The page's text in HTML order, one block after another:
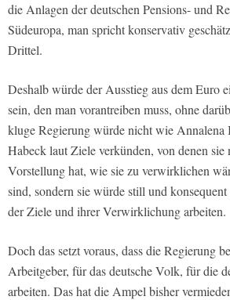
die Anlagen der deutschen Pensions- und
Südeuropa, man spricht konservativ
Drittel.
Deshalb würde der Ausstieg aus dem Euro
sein, den man vorantreiben muss, ohne
kluge Regierung würde nicht wie Annalena
Habeck laut Ziele verkünden, von denen sie
Vorstellung hat, wie sie zu verwirklichen
sind, sondern sie würde still und
der Ziele und ihrer Verwirklichung arbeiten.
Doch das setzt voraus, dass die Regierung
Arbeitgeber, für das deutsche Volk, für die
arbeiten. Das hat die Ampel bisher